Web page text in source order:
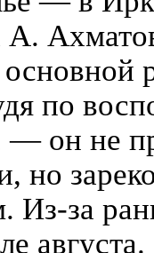
А.
основной
по
он не
но
Из-за